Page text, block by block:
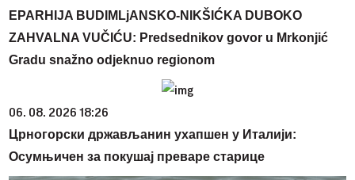
EPARHIJA BUDIMLjANSKO-NIKŠIĆKA DUBOKO
ZAHVALNA VUČIĆU: Predsednikov govor u Mrkonjić
Gradu snažno odjeknuo regionom
06. 08. 2026 18:26
Црногорски држављанин ухапшен у Италији:
Осумњичен за покушај преваре старице